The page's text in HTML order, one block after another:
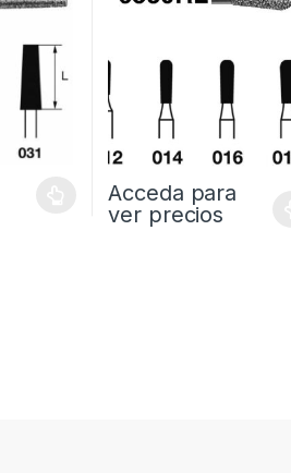
Acceda para
ver precios